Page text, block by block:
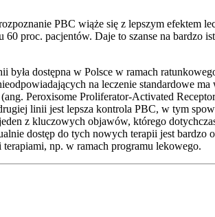
PBC wiąże się z lepszym efektem
proc. pacjentów. Daje to szanse na bardzo
dostępna w Polsce w ramach
na leczenie standardowe
Peroxisome Proliferator-Activated
linii jest lepsza kontrola PBC, w tym
z kluczowych objawów, którego
dostęp do tych nowych terapii jest
np. w ramach programu lekowego.